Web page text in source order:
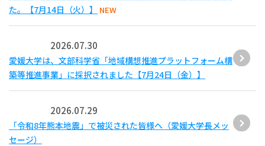
た。【7月14日（火）】
NEW
2026.07.30
愛媛大学は、文部科学省「地域構想推進プラットフォーム構
築等推進事業」に採択されました【7月24日（金）】
2026.07.29
「令和8年熊本地震」で被災された皆様へ（愛媛大学長メッ
セージ）